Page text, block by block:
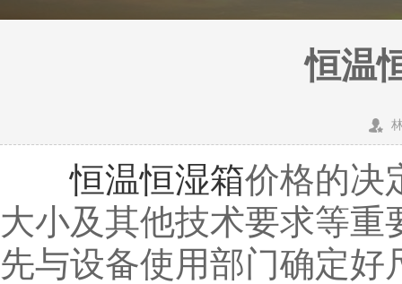
恒温
恒温恒湿箱价格的决
大小及其他技术要求等
先与设备使用部门确定